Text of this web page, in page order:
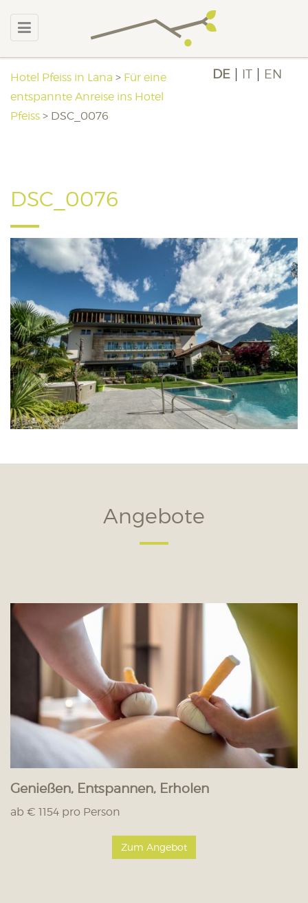
DE IT EN
Hotel Pfeiss in Lana > Für eine
entspannte Anreise ins Hotel
Pfeiss > DSC_0076
DSC_0076
Angebote
Genießen, Entspannen, Erholen
ab € 1154 pro Person
Zum Angebot